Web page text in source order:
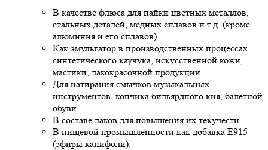
В качестве флюса для пайки цветных металлов,
стальных деталей, медных сплавов и т.д. (кроме
алюминия и его сплавов).
Как эмульгатор в производственных процессах
синтетического каучука, искусственной кожи,
мастики, лакокрасочной продукции.
Для натирания смычков музыкальных
инструментов, кончика бильярдного кия, балетной
обуви.
В составе лаков для повышения их текучести.
В пищевой промышленности как добавка Е915
(эфиры канифоли).